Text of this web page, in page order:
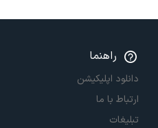
راهنما
دانلود اپلیکیشن
ارتباط با ما
تبلیغات